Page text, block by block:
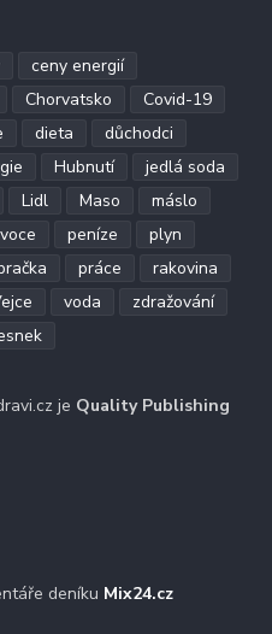
ceny energií
Chorvatsko
Covid-19
dieta
důchodci
Hubnutí
jedlá soda
Lidl Maso
máslo
peníze
plyn
práce
rakovina
voda
zdražování
je Quality Publishing
deníku Mix24.cz